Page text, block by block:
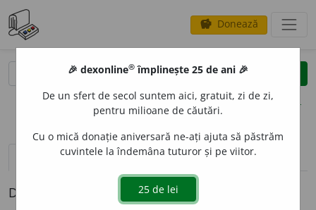
savings Donează
clear
opțiuni
definiții (1) pronunțievolume_up (12)
Definiția cu ID-ul 990830:
🎉 dexonline® împlinește 25 de ani 🎉
De un sfert de secol suntem aici, gratuit, zi de zi,
pentru milioane de căutări.
Cu o mică donație aniversară ne-ați ajuta să păstrăm
cuvintele la îndemâna tuturor și pe viitor.